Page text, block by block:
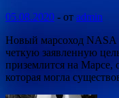
05.08.2020 - от admin
Новый марсоход NASA
четкую заявленную
приземлится на Марсе,
которая могла